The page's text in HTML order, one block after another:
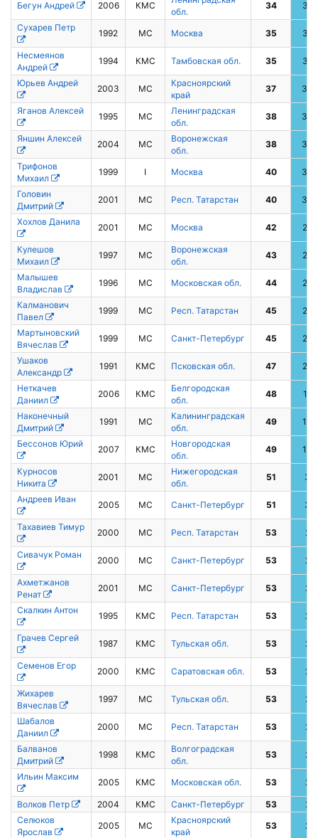
Бегун Андрей 2006 КМС
обл.
34 37
Сухарев Петр
1992 МС Москва 35 35
Несмеянов
Андрей
1994 КМС Тамбовская обл. 35 35
Юрьев Андрей
2003 МС
Красноярский
край
37 34
Яганов Алексей
1995 МС
Ленинградская
обл.
38 33
Яншин Алексей
2004 МС
Воронежская
обл.
38 33
Трифонов
Михаил
1999 I Москва 40 30
Головин
Дмитрий
2001 МС Респ. Татарстан 40 30
Хохлов Данила
2001 МС Москва 42 29
Кулешов
Михаил
1997 МС
Воронежская
обл.
43 28
Малышев
Владислав
1996 МС Московская обл. 44 27
Калманович
Павел
1999 МС Респ. Татарстан 45 26
Мартыновский
Вячеслав
1999 МС Санкт-Петербург 45 26
Ушаков
Александр
1991 КМС Псковская обл. 47 20
Неткачев
Даниил
2006 КМС
Белгородская
обл.
48 15
Наконечный
Дмитрий
1991 МС
Калининградская
обл.
49 13
Бессонов Юрий
2007 КМС
Новгородская
обл.
49 13
Курносов
Никита
2001 МС
Нижегородская
обл.
51 3
Андреев Иван
2005 МС Санкт-Петербург 51 3
Тахавиев Тимур
2000 МС Респ. Татарстан 53 2
Сивачук Роман
2000 МС Санкт-Петербург 53 2
Ахметжанов
Ренат
2001 МС Санкт-Петербург 53 2
Скалкин Антон
1995 КМС Респ. Татарстан 53 2
Грачев Сергей
1987 КМС Тульская обл. 53 2
Семенов Егор
2000 КМС Саратовская обл. 53 2
Жихарев
Вячеслав
1997 МС Тульская обл. 53 2
Шабалов
Даниил
2000 МС Респ. Татарстан 53 2
Балванов
Дмитрий
1998 КМС
Волгоградская
обл.
53 2
Ильин Максим
2005 КМС Московская обл. 53 2
Волков Петр 2004 КМС Санкт-Петербург 53
2
Селюков
Ярослав
2005 МС
Красноярский
край
53 2